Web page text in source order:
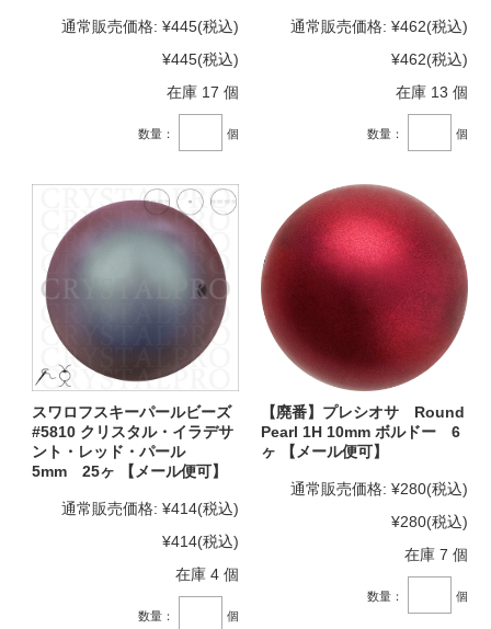
通常販売価格: ¥445(税込)
¥445(税込)
在庫 17 個
数量： 個
通常販売価格: ¥462(税込)
¥462(税込)
在庫 13 個
数量： 個
スワロフスキーパールビーズ
#5810 クリスタル・イラデサ
ント・レッド・パール
5mm 25ヶ 【メール便可】
通常販売価格: ¥414(税込)
¥414(税込)
在庫 4 個
数量： 個
【廃番】プレシオサ Round
Pearl 1H 10mm ボルドー 6
ヶ 【メール便可】
通常販売価格: ¥280(税込)
¥280(税込)
在庫 7 個
数量： 個